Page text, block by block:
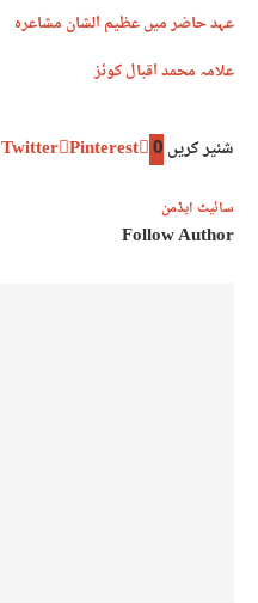
عہد حاضر میں عظیم الشان مشاعرہ
علامہ محمد اقبال کوئز
شئیر کریں0
Twitter Pinterest
سائیٹ ایڈمن
Follow Author